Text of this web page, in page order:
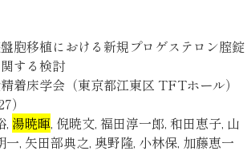
胞移植における新規プロゲステロン腟錠
する検討
着床学会（東京都江東区 TFTホール）
）
, 湯暁暉, 倪暁文, 福田淳一郎, 和田恵子, 山
一, 矢田部典之, 奥野隆, 小林保, 加藤恵一